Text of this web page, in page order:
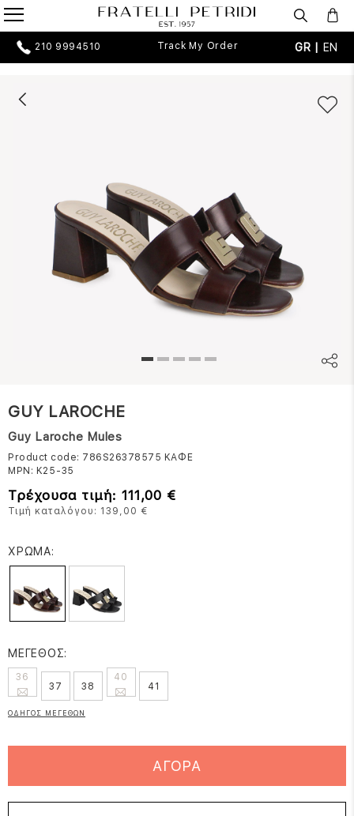
210 9994510 Track My Order GR | EN
GUY LAROCHE
Guy Laroche Mules
Product code: 786S26378575 ΚΑΦΕ
MPN: Κ25-35
Τρέχουσα τιμή: 111,00 €
Τιμή καταλόγου: 139,00 €
ΧΡΩΜΑ:
ΜΕΓΕΘΟΣ:
36
37
38
40
41
ΟΔΗΓΟΣ ΜΕΓΕΘΩΝ
ΑΓΟΡΑ